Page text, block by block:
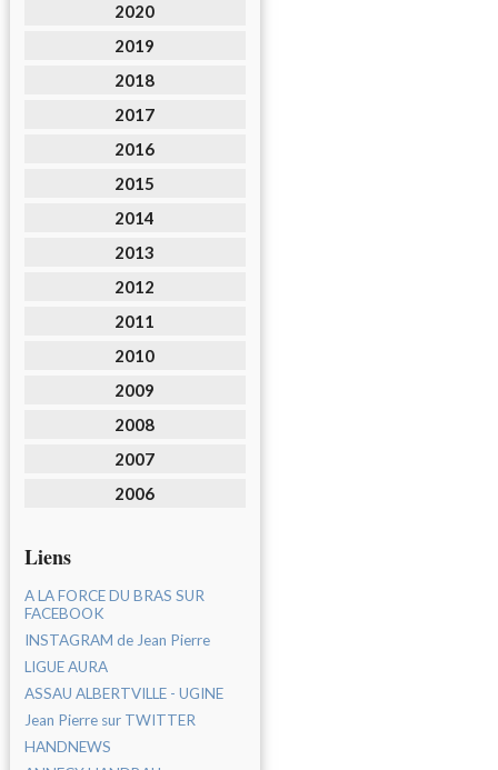
2020
2019
2018
2017
2016
2015
2014
2013
2012
2011
2010
2009
2008
2007
2006
Liens
A LA FORCE DU BRAS SUR
FACEBOOK
INSTAGRAM de Jean Pierre
LIGUE AURA
ASSAU ALBERTVILLE - UGINE
Jean Pierre sur TWITTER
HANDNEWS